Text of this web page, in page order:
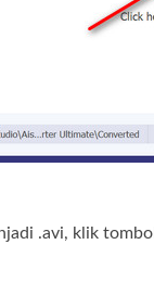
.avi, klik tombol